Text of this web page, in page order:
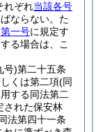
れぞれ当該各号
ならない。 た
第一号に規定す
る場合は、こ
号)第二十五条
くは第二項(同
する同法第二
された保安林
法第四十一条